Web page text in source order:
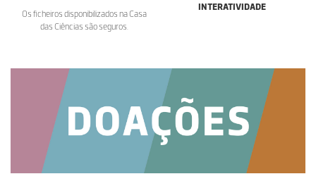
Os ficheiros disponibilizados na Casa
das Ciências são seguros.
INTERATIVIDADE